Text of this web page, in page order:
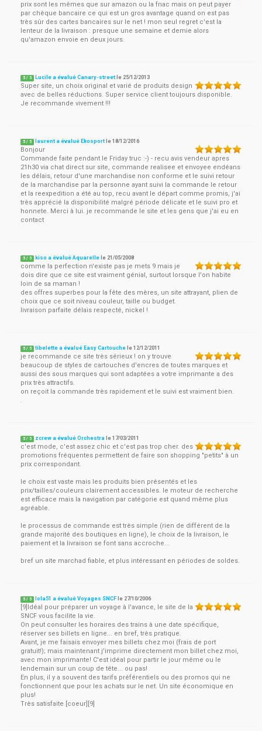
prix sont les mêmes que sur amazon ou la fnac mais on peut payer
par chèque bancaire ce qui est un gros avantage quand on est pas
très sûr des cartes bancaires sur le net ! mon seul regret c'est la
lenteur de la livraison : presque une semaine et demie alors
qu'amazon envoie en deux jours.
5 / 5 Lucile a évalué Canary-street le 25/12/2013
Super site, un choix original et varié de produits design
avec de belles réductions. Super service client toujours disponible.
Je recommande vivement !!!
5 / 5 laurent a évalué Ekosport le18/12/2016
Bonjour
Commande faite pendant le Friday truc :-) - recu avis vendeur apres
21h30 via chat direct sur site, commande realisee et envoyee endéans
les délais, retour d'une marchandise non conforme et le suivi retour
de la marchandise par la personne ayant suivi la commande le retour
et la reexpedition a été au top, recu avant le départ comme promis, j'ai
très apprécié la disponibilité malgré période délicate et le suivi pro et
honnete. Merci à lui. je recommande le site et les gens que j'ai eu en
contact
5 / 5 kiso a évalué Aquarelle le 21/05/2008
comme la perfection n'existe pas je mets 9 mais je
dois dire que ce site est vraiment génial, surtout lorsque l'on habite
loin de sa maman !
des offres superbes pour la fête des mères, un site attrayant, plien de
choix que ce soit niveau couleur, taille ou budget.
livraison parfaite délais respecté, nickel !
5 / 5 tibelette a évalué Easy Cartouche le12/12/2011
je recommande ce site très sérieux ! on y trouve
beaucoup de styles de cartouches d'encres de toutes marques et
aussi des sous marques qui sont adaptées a votre imprimante a des
prix très attractifs.
on reçoit la commande très rapidement et le suivi est vraiment bien.
.
5 / 5 zcrew a évalué Orchestra le17/03/2011
c'est mode, c'est assez chic et c'est pas trop cher. des
promotions fréquentes permettent de faire son shopping "petits" à un
prix correspondant.
le choix est vaste mais les produits bien présentés et les
prix/tailles/couleurs clairement accessibles. le moteur de recherche
est efficace mais la navigation par catégorie est quand même plus
agréable.
le processus de commande est très simple (rien de différent de la
grande majorité des boutiques en ligne), le choix de la livraison, le
paiement et la livraison se font sans accroche...
bref un site marchad fiable, et plus intéressant en périodes de soldes.
5 / 5 lola51 a évalué Voyages SNCF le 27/10/2006
[9]Idéal pour préparer un voyage à l'avance, le site de la
SNCF vous facilite la vie.
On peut consulter les horaires des trains à une date spécifique,
réserver ses billets en ligne... en bref, très pratique.
Avant, je me faisais envoyer mes billets chez moi (frais de port
gratuit!); mais maintenant j'imprime directement mon billet chez moi,
avec mon imprimante! C'est idéal pour partir le jour même ou le
lendemain sur un coup de tête... ou pas!
En plus, il y a souvent des tarifs préférentiels ou des promos qui ne
fonctionnent que pour les achats sur le net. Un site économique en
plus!
Très satisfaite [coeur][9]